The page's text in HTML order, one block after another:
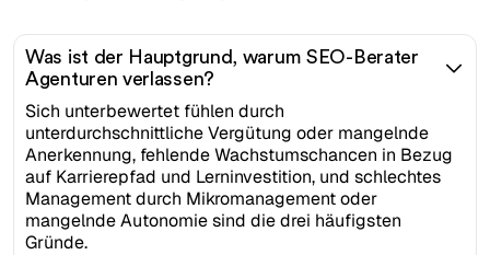
Was ist der Hauptgrund, warum SEO-Berater
Agenturen verlassen?
Sich unterbewertet fühlen durch
unterdurchschnittliche Vergütung oder mangelnde
Anerkennung, fehlende Wachstumschancen in Bezug
auf Karrierepfad und Lerninvestition, und schlechtes
Management durch Mikromanagement oder
mangelnde Autonomie sind die drei häufigsten
Gründe.